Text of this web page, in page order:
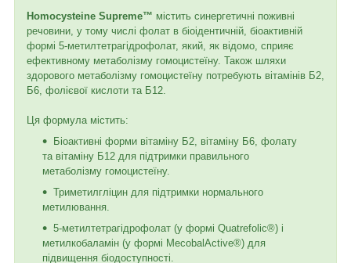
Homocysteine ​​Supreme™ містить синергетичні поживні
речовини, у тому числі фолат в біоідентичній, біоактивній
формі 5-метилтетрагідрофолат, який, як відомо, сприяє
ефективному метаболізму гомоцистеїну. Також шляхи
здорового метаболізму гомоцистеїну потребують вітамінів Б2,
Б6, фолієвої кислоти та Б12.
Ця формула містить:
Біоактивні форми вітаміну Б2, вітаміну Б6, фолату
та вітаміну Б12 для підтримки правильного
метаболізму гомоцистеїну.
Триметилгліцин для підтримки нормального
метилювання.
5-метилтетрагідрофолат (у формі Quatrefolic®) і
метилкобаламін (у формі MecobalActive®) для
підвищення біодоступності.